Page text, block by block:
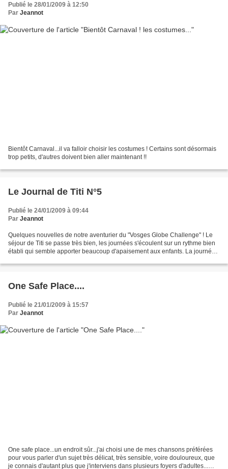
Publié le 28/01/2009 à 12:50
Par Jeannot
Bientôt Carnaval...il va falloir choisir les costumes ! Certains sont désormais
trop petits, d'autres doivent bien aller maintenant !!
Le Journal de Titi N°5
Publié le 24/01/2009 à 09:44
Par Jeannot
Quelques nouvelles de notre aventurier du "Vosges Globe Challenge" ! Le
séjour de Titi se passe très bien, les journées s'écoulent sur un rythme bien
établi qui semble apporter beaucoup d'apaisement aux enfants. La journée
One Safe Place....
Publié le 21/01/2009 à 15:57
Par Jeannot
One safe place...un endroit sûr...j'ai choisi une de mes chansons préférées
pour vous parler d'un sujet très délicat, très sensible, voire douloureux, que
je connais d'autant plus que j'interviens dans plusieurs foyers d'adultes...